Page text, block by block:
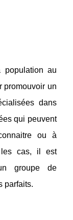
population au
promouvoir un
dans
qui peuvent
ou à
les cas, il est
groupe de
parfaits.